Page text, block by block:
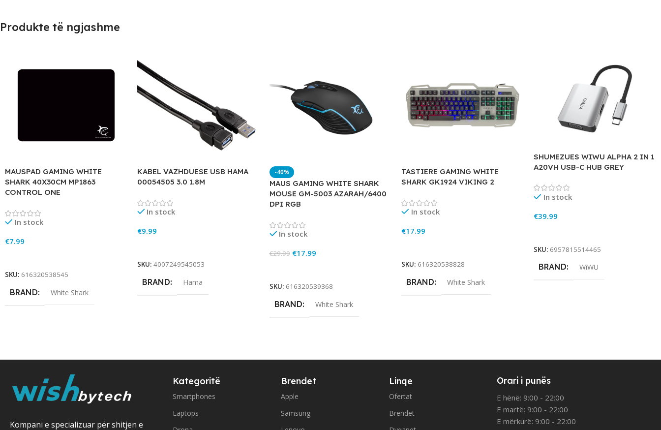
Produkte të ngjashme
MAUSPAD GAMING WHITE
SHARK 40X30CM MP1863
CONTROL ONE
In stock
€7.99
SKU: 616320538545
BRAND White Shark
KABEL VAZHDUESE USB HAMA
00054505 3.0 1.8M
In stock
€9.99
SKU: 4007249545053
BRAND Hama
-40%
MAUS GAMING WHITE SHARK
MOUSE GM-5003 AZARAH/6400
DPI RGB
In stock
€29.99 €17.99
SKU: 616320539368
BRAND White Shark
TASTIERE GAMING WHITE
SHARK GK1924 VIKING 2
In stock
€17.99
SKU: 616320538828
BRAND White Shark
SHUMEZUES WIWU ALPHA 2 IN 1
A20VH USB-C HUB GREY
In stock
€39.99
SKU: 6957815514465
BRAND WiWU
Kompani e specializuar për shitjen e
Kategoritë
Smartphones
Laptops
Brendet
Apple
Samsung
Linqe
Ofertat
Brendet
Orari i punës
E hënë: 9:00 - 22:00
E martë: 9:00 - 22:00
E mërkurë: 9:00 - 22:00